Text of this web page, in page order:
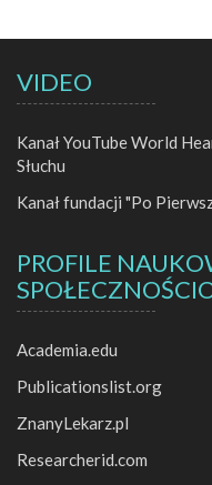
VIDEO
Kanał YouTube World
Słuchu
Kanał fundacji "Po
PROFILE
Academia.edu
Publicationslist.org
ZnanyLekarz.pl
Researcherid.com